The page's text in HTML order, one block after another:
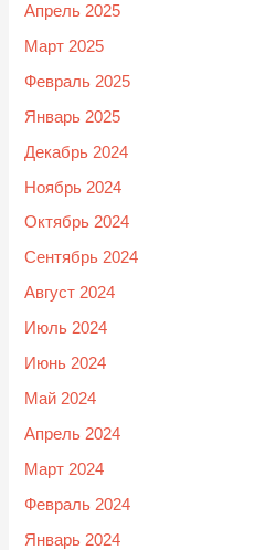
Апрель 2025
Март 2025
Февраль 2025
Январь 2025
Декабрь 2024
Ноябрь 2024
Октябрь 2024
Сентябрь 2024
Август 2024
Июль 2024
Июнь 2024
Май 2024
Апрель 2024
Март 2024
Февраль 2024
Январь 2024